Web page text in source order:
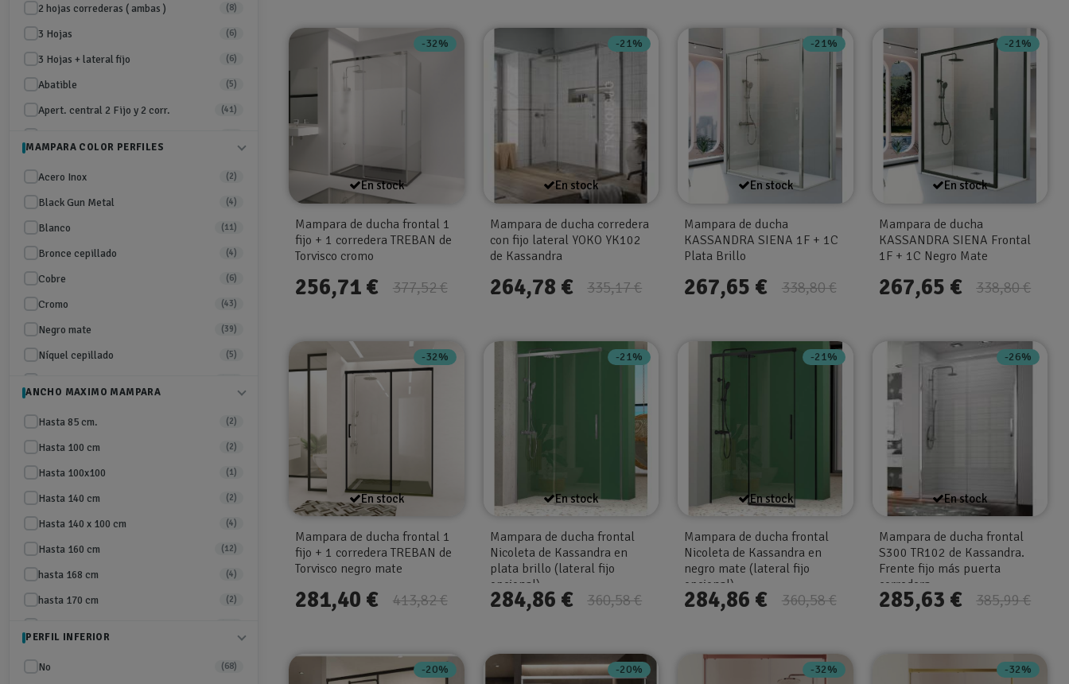
-32%
En stock
Mampara de ducha frontal 1
fijo + 1 corredera TREBAN de
Torvisco cromo
377,52 €
256,71 €
-21%
En stock
Mampara de ducha corredera
con fijo lateral YOKO YK102
de Kassandra
335,17 €
264,78 €
-21%
En stock
Mampara de ducha
KASSANDRA SIENA 1F + 1C
Plata Brillo
338,80 €
267,65 €
-21%
En stock
Mampara de ducha
KASSANDRA SIENA Frontal
1F + 1C Negro Mate
338,80 €
267,65 €
-32%
En stock
Mampara de ducha frontal 1
fijo + 1 corredera TREBAN de
Torvisco negro mate
413,82 €
281,40 €
-21%
En stock
Mampara de ducha frontal
Nicoleta de Kassandra en
plata brillo (lateral fijo
opcional)
360,58 €
284,86 €
-21%
En stock
Mampara de ducha frontal
Nicoleta de Kassandra en
negro mate (lateral fijo
opcional)
360,58 €
284,86 €
-26%
En stock
Mampara de ducha frontal
S300 TR102 de Kassandra.
Frente fijo más puerta
corredera
385,99 €
285,63 €
-20% -20% -32% -32%
Kassandra Pavía
Kassandra Siena
Kassandra Slim
Miletto Fenix
Miletto Glasse
Miletto Luna (2)
Miletto Urban (8)
SBX Imex Stylo (12)
Serie Basic GME (23)
Serie Habitat de salgar (2)
Serie Kenna de GME (9)
Serie Prestige de GME (2)
Serie Temple de GME (2)
Serie Twenty de GME
2 hojas correderas ( ambas ) (8)
3 Hojas (6)
3 Hojas + lateral fijo (6)
Abatible (5)
Apert. central 2 Fijo y 2 corr. (41)
MAMPARA COLOR PERFILES
Acero Inox (2)
Black Gun Metal (4)
Blanco (11)
Bronce cepillado (4)
Cobre (6)
Cromo (43)
Negro mate (39)
Níquel cepillado (5)
ANCHO MAXIMO MAMPARA
Hasta 85 cm. (2)
Hasta 100 cm (2)
Hasta 100x100 (1)
Hasta 140 cm (2)
Hasta 140 x 100 cm (4)
Hasta 160 cm (12)
hasta 168 cm (4)
hasta 170 cm (2)
PERFIL INFERIOR
No (68)